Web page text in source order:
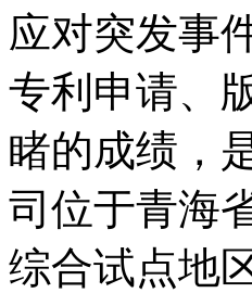
应对突发事
专利申请、
睹的成绩，
司位于青海
综合试点地